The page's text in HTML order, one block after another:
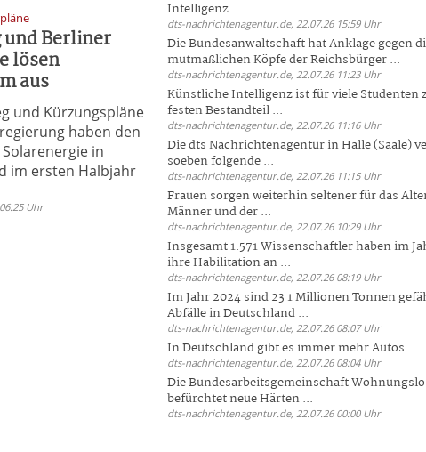
Berliner
lösen
aus
und Kürzungspläne
haben den
in
im ersten Halbjahr
Uhr
Intelligenz ...
dts-nachrichtenagentur.de, 22.07.26 15:59 Uhr
Die Bundesanwaltschaft hat Anklage gegen
mutmaßlichen Köpfe der Reichsbürger ...
dts-nachrichtenagentur.de, 22.07.26 11:23 Uhr
Künstliche Intelligenz ist für viele Studenten
festen Bestandteil ...
dts-nachrichtenagentur.de, 22.07.26 11:16 Uhr
Die dts Nachrichtenagentur in Halle (Saale)
soeben folgende ...
dts-nachrichtenagentur.de, 22.07.26 11:15 Uhr
Frauen sorgen weiterhin seltener für das
Männer und der ...
dts-nachrichtenagentur.de, 22.07.26 10:29 Uhr
Insgesamt 1.571 Wissenschaftler haben im
ihre Habilitation an ...
dts-nachrichtenagentur.de, 22.07.26 08:19 Uhr
Im Jahr 2024 sind 23 1 Millionen Tonnen
Abfälle in Deutschland ...
dts-nachrichtenagentur.de, 22.07.26 08:07 Uhr
In Deutschland gibt es immer mehr Autos.
dts-nachrichtenagentur.de, 22.07.26 08:04 Uhr
Die Bundesarbeitsgemeinschaft
befürchtet neue Härten ...
dts-nachrichtenagentur.de, 22.07.26 00:00 Uhr